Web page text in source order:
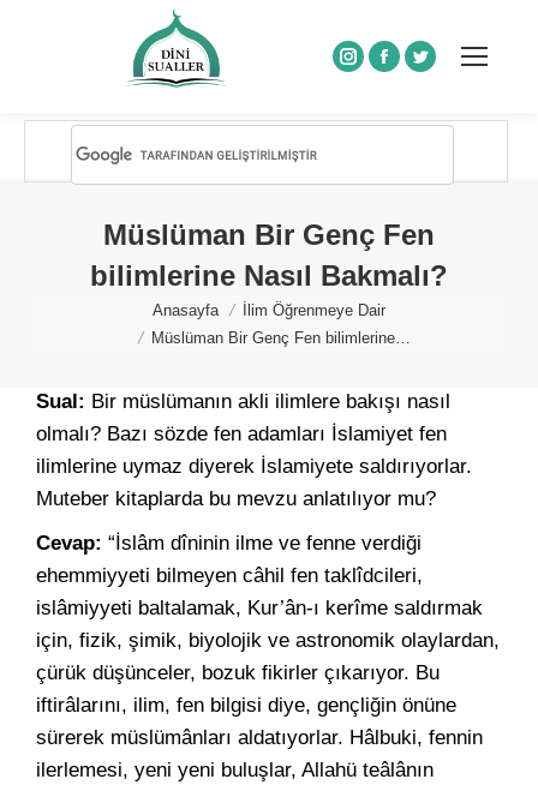
Instagram
Facebook
Twitter
Müslüman Bir Genç Fen
bilimlerine Nasıl Bakmalı?
You are here:Anasayfa
İlim Öğrenmeye Dair
Müslüman Bir Genç Fen bilimlerine…
Sual: Bir müslümanın akli ilimlere bakışı nasıl
olmalı? Bazı sözde fen adamları İslamiyet fen
ilimlerine uymaz diyerek İslamiyete saldırıyorlar.
Muteber kitaplarda bu mevzu anlatılıyor mu?
Cevap: “İslâm dîninin ilme ve fenne verdiği
ehemmiyyeti bilmeyen câhil fen taklîdcileri,
islâmiyyeti baltalamak, Kur’ân-ı kerîme saldırmak
için, fizik, şimik, biyolojik ve astronomik olaylardan,
çürük düşünceler, bozuk fikirler çıkarıyor. Bu
iftirâlarını, ilim, fen bilgisi diye, gençliğin önüne
sürerek müslümânları aldatıyorlar. Hâlbuki, fennin
ilerlemesi, yeni yeni buluşlar, Allahü teâlânın